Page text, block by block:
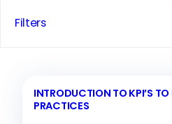
Filters
INTRODUCTION TO KPI’S TO
PRACTICES